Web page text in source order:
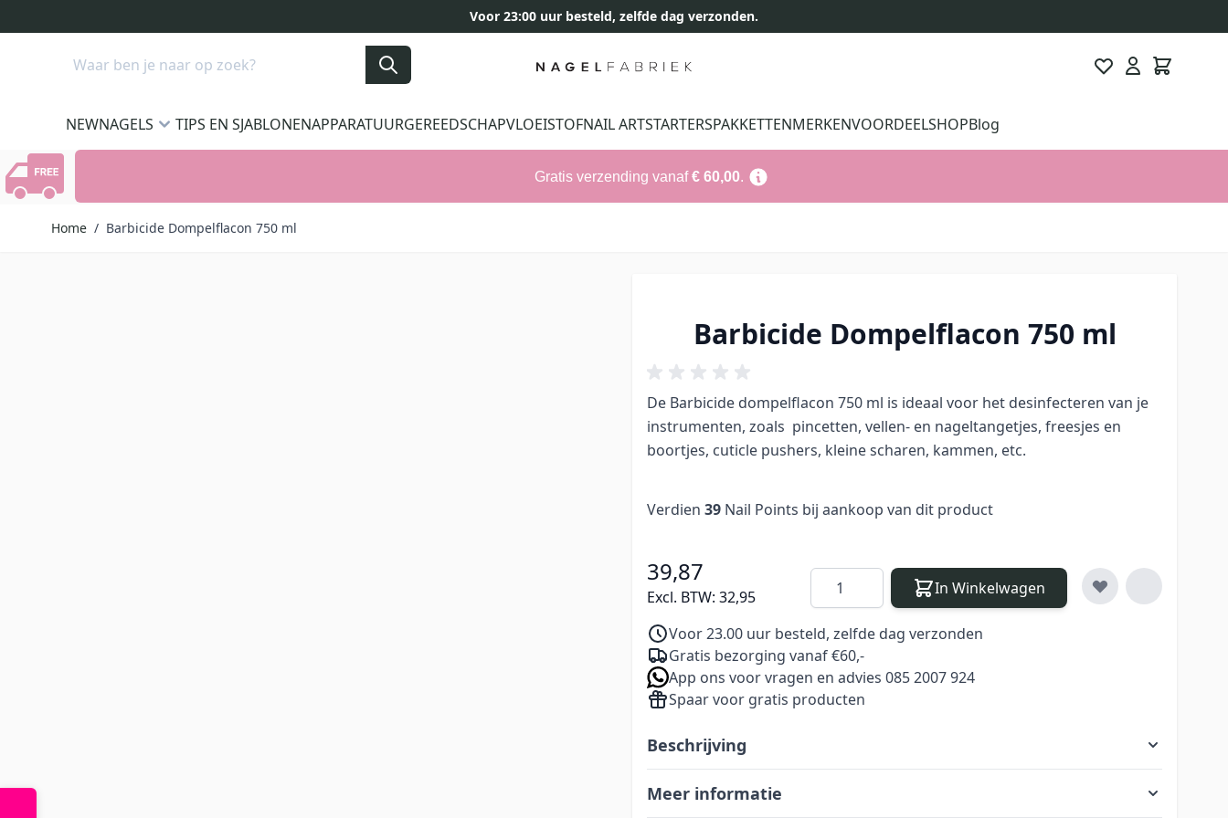
Voor 23:00 uur besteld, zelfde dag verzonden.
Search
NEWNAGELS TIPS EN SJABLONENAPPARATUURGEREEDSCHAPVLOEISTOFNAIL ARTSTARTERSPAKKETTENMERKENVOORDEELSHOPBlog
Gratis verzending vanaf€ 60,00.
Home / Barbicide Dompelflacon 750 ml
Barbicide Dompelflacon 750 ml
De Barbicide dompelflacon 750 ml is ideaal voor het desinfecteren van je
instrumenten, zoals pincetten, vellen- en nageltangetjes, freesjes en
boortjes, cuticle pushers, kleine scharen, kammen, etc.
Verdien 39 Nail Points bij aankoop van dit product
39,87
Excl. BTW: 32,95
Aantal In Winkelwagen
Voor 23.00 uur besteld, zelfde dag verzonden
Gratis bezorging vanaf €60,-
App ons voor vragen en advies 085 2007 924
Spaar voor gratis producten
Beschrijving
Meer informatie